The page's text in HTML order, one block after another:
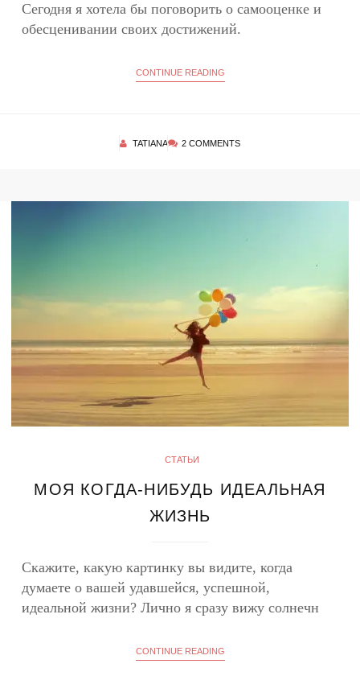
Сегодня я хотела бы поговорить о самооценке и
обесценивании своих достижений.
CONTINUE READING
TATIANA 2 COMMENTS
СТАТЬИ
МОЯ КОГДА-НИБУДЬ ИДЕАЛЬНАЯ
ЖИЗНЬ
Скажите, какую картинку вы видите, когда
думаете о вашей удавшейся, успешной,
идеальной жизни? Лично я сразу вижу солнечн
CONTINUE READING